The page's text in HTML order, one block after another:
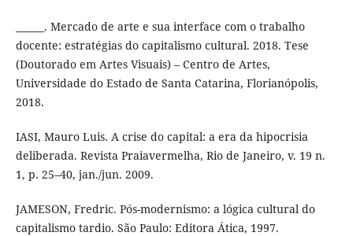
______. Mercado de arte e sua interface com o trabalho
docente: estratégias do capitalismo cultural. 2018. Tese
(Doutorado em Artes Visuais) – Centro de Artes,
Universidade do Estado de Santa Catarina, Florianópolis,
2018.
IASI, Mauro Luis. A crise do capital: a era da hipocrisia
deliberada. Revista Praiavermelha, Rio de Janeiro, v. 19 n.
1, p. 25–40, jan./jun. 2009.
JAMESON, Fredric. Pós-modernismo: a lógica cultural do
capitalismo tardio. São Paulo: Editora Ática, 1997.